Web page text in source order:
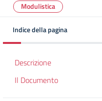
Modulistica
Indice della pagina
Descrizione
Il Documento